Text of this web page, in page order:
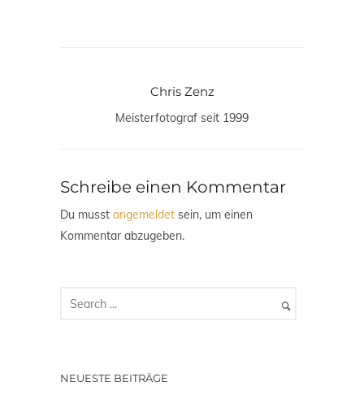
Chris Zenz
Meisterfotograf seit 1999
Schreibe einen Kommentar
Du musst angemeldet sein, um einen
Kommentar abzugeben.
NEUESTE BEITRÄGE